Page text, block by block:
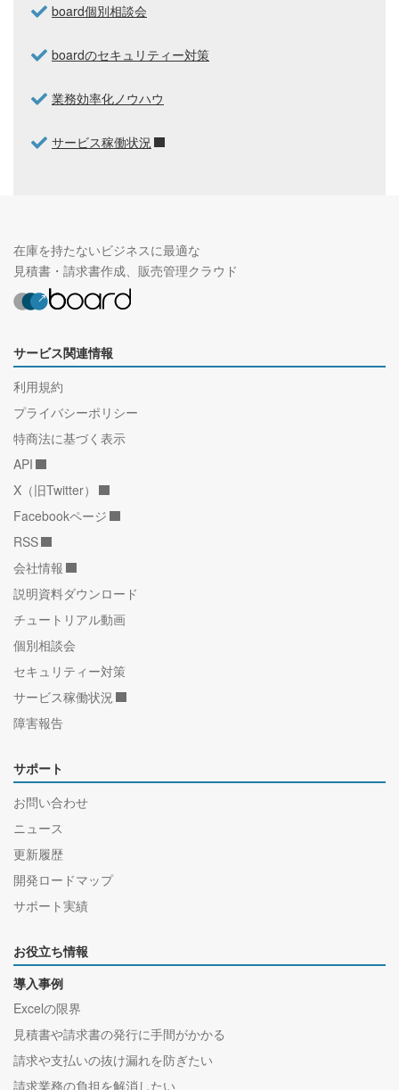
board個別相談会
boardのセキュリティー対策
業務効率化ノウハウ
サービス稼働状況
在庫を持たないビジネスに最適な
見積書・請求書作成、販売管理クラウド
サービス関連情報
利用規約
プライバシーポリシー
特商法に基づく表示
API
X（旧Twitter）
Facebookページ
RSS
会社情報
説明資料ダウンロード
チュートリアル動画
個別相談会
セキュリティー対策
サービス稼働状況
障害報告
サポート
お問い合わせ
ニュース
更新履歴
開発ロードマップ
サポート実績
お役立ち情報
導入事例
Excelの限界
見積書や請求書の発行に手間がかかる
請求や支払いの抜け漏れを防ぎたい
請求業務の負担を解消したい